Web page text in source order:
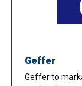
Geffer
Geffer to